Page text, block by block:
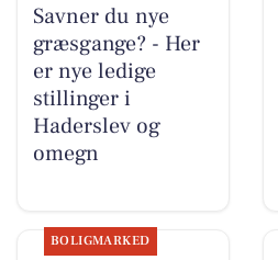
Savner du nye
græsgange? - Her
er nye ledige
stillinger i
Haderslev og
omegn
BOLIGMARKED